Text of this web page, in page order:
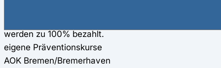
werden zu 100% bezahlt.
eigene Präventionskurse
AOK Bremen/Bremerhaven